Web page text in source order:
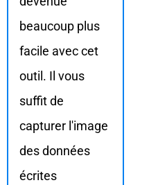
beaucoup plus
facile avec cet
outil. Il vous
suffit de
capturer l'image
des données
écrites